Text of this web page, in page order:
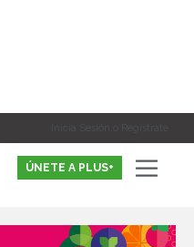
Inicia Sesión o Registrate
ÚNETE A PLUS+